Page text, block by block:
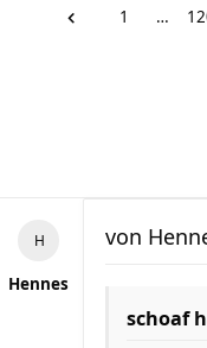
1 …
Hennes
von
schoaf